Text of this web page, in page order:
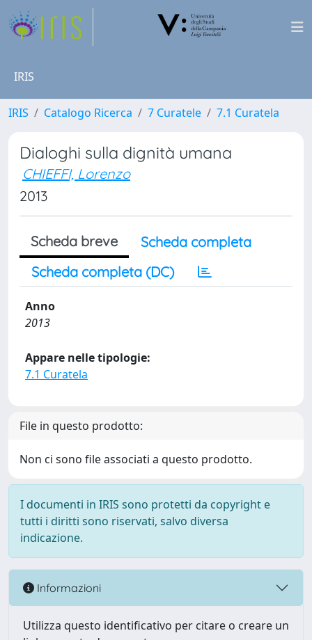
IRIS
IRIS Catalogo Ricerca 7 Curatele 7.1 Curatela
Dialoghi sulla dignità umana
CHIEFFI, Lorenzo
2013
Scheda breve
Scheda completa
Scheda completa (DC)
Anno
2013
Appare nelle tipologie:
7.1 Curatela
File in questo prodotto:
Non ci sono file associati a questo prodotto.
I documenti in IRIS sono protetti da copyright e
tutti i diritti sono riservati, salvo diversa
indicazione.
Informazioni
Utilizza questo identificativo per citare o creare un